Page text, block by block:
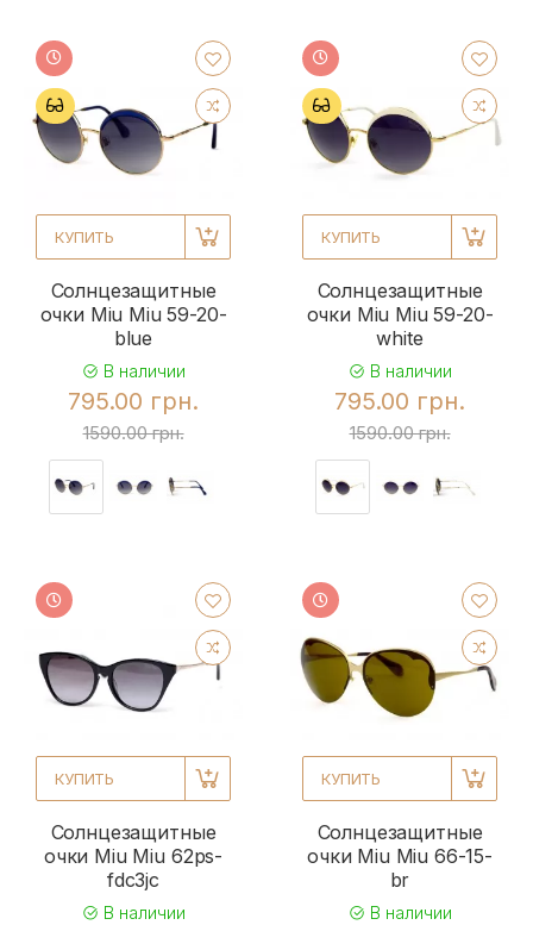
КУПИТЬ
Солнцезащитные
очки Miu Miu 59-20-
blue
В наличии
795.00 грн.
1590.00 грн.
КУПИТЬ
Солнцезащитные
очки Miu Miu 59-20-
white
В наличии
795.00 грн.
1590.00 грн.
КУПИТЬ
Солнцезащитные
очки Miu Miu 62ps-
fdc3jc
В наличии
КУПИТЬ
Солнцезащитные
очки Miu Miu 66-15-
br
В наличии